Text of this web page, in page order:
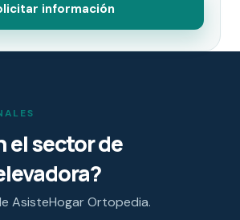
información
el sector de
AsisteHogar Ortopedia.